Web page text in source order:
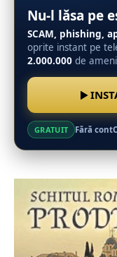
Nu-l lăsa pe
SCAM, phishing,
oprite instant pe
2.000.000 de
GRATUIT Fără cont